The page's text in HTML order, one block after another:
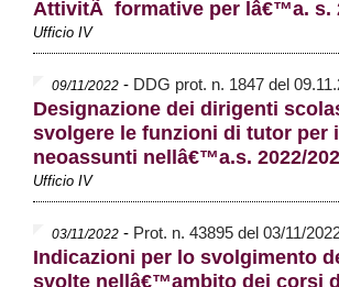
AttivitÃ formative per lâ€™a. s.
Ufficio IV
09/11/2022 - DDG prot. n. 1847 del
Designazione dei dirigenti
svolgere le funzioni di tutor per
neoassunti nellâ€™a.s. 2022/
Ufficio IV
03/11/2022 - Prot. n. 43895 del 03/11/
Indicazioni per lo svolgimento
svolte nellâ€™ambito dei corsi